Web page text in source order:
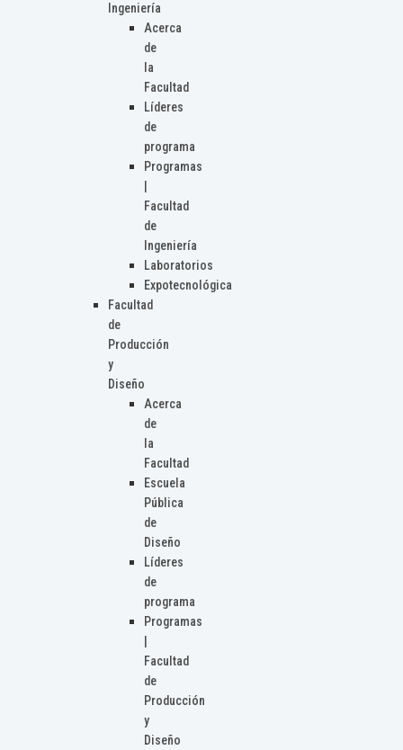
Ingeniería
Acerca
de
la
Facultad
Líderes
de
programa
Programas
Facultad
de
Ingeniería
Laboratorios
Expotecnológica
Facultad
de
Producción
y
Diseño
Acerca
de
la
Facultad
Escuela
Pública
de
Diseño
Líderes
de
programa
Programas
Facultad
de
Producción
y
Diseño